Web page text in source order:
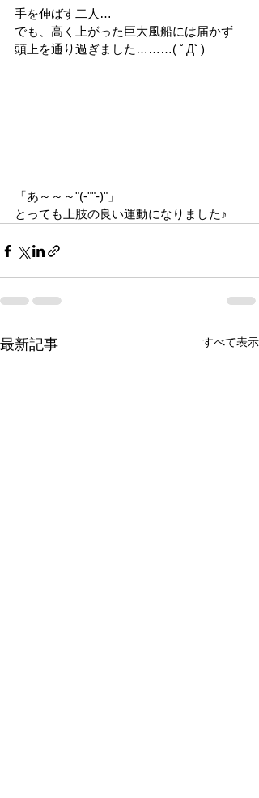
手を伸ばす二人…
でも、高く上がった巨大風船には届かず
頭上を通り過ぎました………( ﾟДﾟ)
「あ～～～"(-""-)"」
とっても上肢の良い運動になりました♪
最新記事 すべて表示